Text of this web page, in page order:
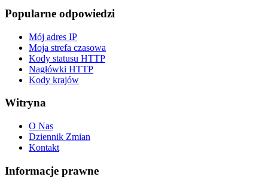
Popularne odpowiedzi
Mój adres IP
Moja strefa czasowa
Kody statusu HTTP
Nagłówki HTTP
Kody krajów
Witryna
O Nas
Dziennik Zmian
Kontakt
Informacje prawne